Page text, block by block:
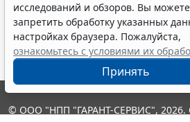
исследований и обзоров. Вы можете
запретить обработку указанных
настройках браузера. Пожалуйста,
ознакомьтесь с условиями их
Принять
© ООО "НПП "ГАРАНТ-СЕРВИС", 2026.